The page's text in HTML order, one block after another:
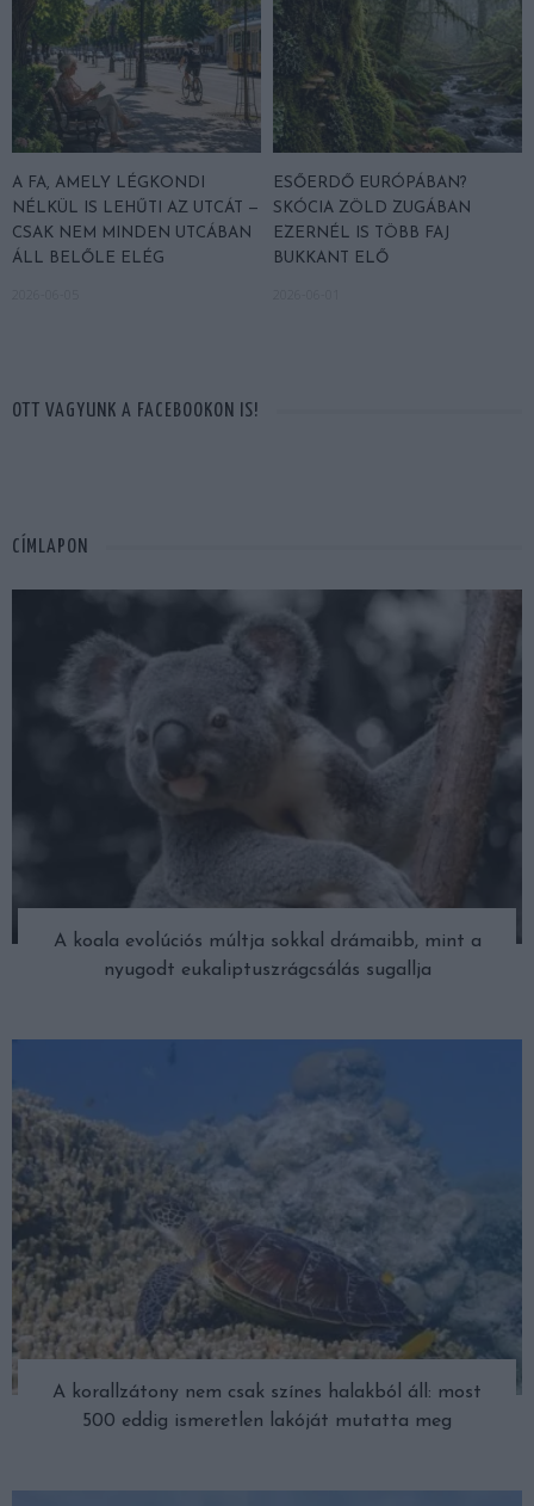
A FA, AMELY LÉGKONDI
NÉLKÜL IS LEHŰTI AZ UTCÁT —
CSAK NEM MINDEN UTCÁBAN
ÁLL BELŐLE ELÉG
ESŐERDŐ EURÓPÁBAN?
SKÓCIA ZÖLD ZUGÁBAN
EZERNÉL IS TÖBB FAJ
BUKKANT ELŐ
OTT VAGYUNK A FACEBOOKON IS!
CÍMLAPON
A koala evolúciós múltja sokkal drámaibb, mint a
nyugodt eukaliptuszrágcsálás sugallja
A korallzátony nem csak színes halakból áll: most
500 eddig ismeretlen lakóját mutatta meg